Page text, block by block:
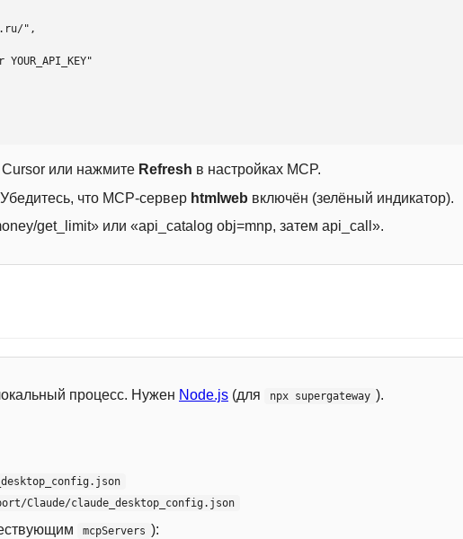
или нажмите Refresh в настройках MCP.
что MCP-сервер htmlweb включён (зелёный индикатор).
get_limit» или «api_catalog obj=mnp, затем api_call».
процесс. Нужен Node.js (для npx supergateway ).
Claude/claude_desktop_config.json
mcpServers ):